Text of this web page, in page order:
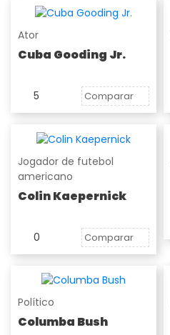
Ator
Cuba Gooding Jr.
5 Comparar
Jogador de futebol
americano
Colin Kaepernick
0 Comparar
Político
Columba Bush